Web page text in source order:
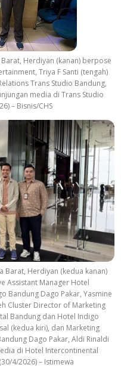
Herdiyan (kanan) berpose
Triya F Santi (tengah)
Trans Studio Bandung,
media di Trans Studio
– Bisnis/CHS
Barat, Herdiyan (kedua kanan)
Assistant Manager Hotel
Bandung Dago Pakar, Yasmine
Cluster Director of Marketing
Bandung dan Hotel Indigo
(kedua kiri), dan Marketing
Dago Pakar, Aldi Rinaldi
di Hotel Intercontinental
4/2026) – Istimewa